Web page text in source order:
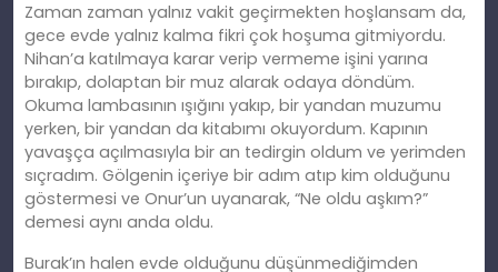
Zaman zaman yalnız vakit geçirmekten hoşlansam da,
gece evde yalnız kalma fikri çok hoşuma gitmiyordu.
Nihan’a katılmaya karar verip vermeme işini yarına
bırakıp, dolaptan bir muz alarak odaya döndüm.
Okuma lambasının ışığını yakıp, bir yandan muzumu
yerken, bir yandan da kitabımı okuyordum. Kapının
yavaşça açılmasıyla bir an tedirgin oldum ve yerimden
sıçradım. Gölgenin içeriye bir adım atıp kim olduğunu
göstermesi ve Onur’un uyanarak, “Ne oldu aşkım?”
demesi aynı anda oldu.
Burak’ın halen evde olduğunu düşünmediğimden